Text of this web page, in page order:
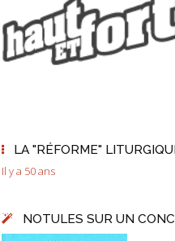
LA "RÉFORME"
Il y a 50 ans
NOTULES SUR UN